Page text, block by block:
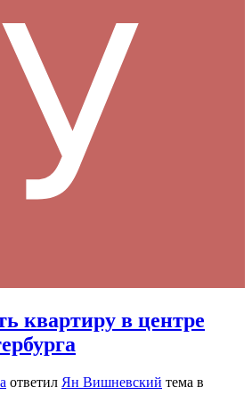
квартиру в центре
ответил Ян Вишневский тема в